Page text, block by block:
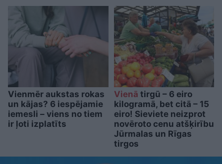
Vienmēr aukstas rokas
un kājas? 6 iespējamie
iemesli – viens no tiem
ir ļoti izplatīts
Vienā tirgū – 6 eiro
kilogramā, bet citā – 15
eiro! Sieviete neizprot
novēroto cenu atšķirību
Jūrmalas un Rīgas
tirgos